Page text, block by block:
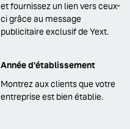
et fournissez un lien vers ceux-
ci grâce au message
publicitaire exclusif de Yext.
Année d'établissement
Montrez aux clients que votre
entreprise est bien établie.